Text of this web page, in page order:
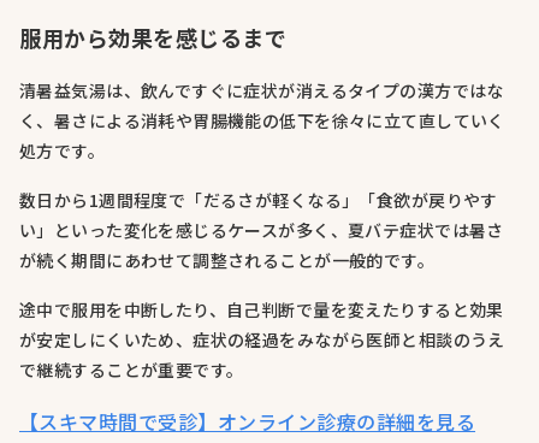
服用から効果を感じるまで
清暑益気湯は、飲んですぐに症状が消えるタイプの漢方ではな
く、暑さによる消耗や胃腸機能の低下を徐々に立て直していく
処方です。
数日から1週間程度で「だるさが軽くなる」「食欲が戻りやす
い」といった変化を感じるケースが多く、夏バテ症状では暑さ
が続く期間にあわせて調整されることが一般的です。
途中で服用を中断したり、自己判断で量を変えたりすると効果
が安定しにくいため、症状の経過をみながら医師と相談のうえ
で継続することが重要です。
【スキマ時間で受診】オンライン診療の詳細を見る